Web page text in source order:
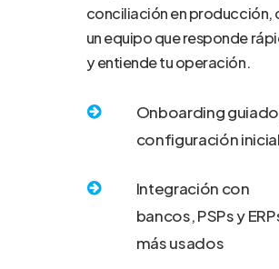
conciliación en producción,
un equipo que responde
y entiende tu operación.
Onboarding
configuración inicial
Integración con
bancos, PSPs y
más usados